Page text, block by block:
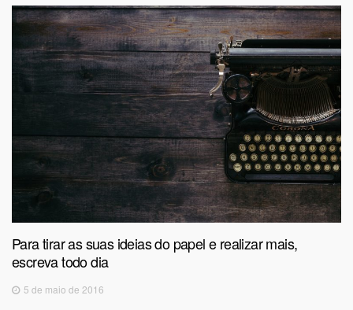
Para tirar as suas ideias do papel e realizar mais,
escreva todo dia
5 de maio de 2016